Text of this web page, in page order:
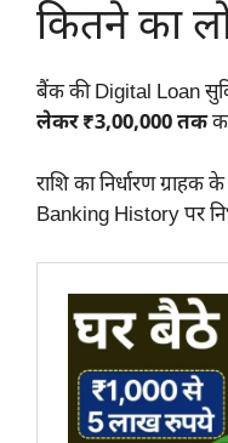
कितने का
बैंक की Digital Loan
लेकर ₹3,00,000 तक
राशि का निर्धारण ग्राहक के
Banking History पर